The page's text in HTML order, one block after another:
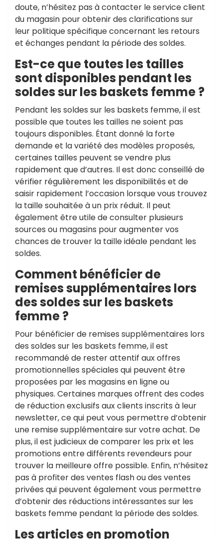
doute, n’hésitez pas à contacter le service client
du magasin pour obtenir des clarifications sur
leur politique spécifique concernant les retours
et échanges pendant la période des soldes.
Est-ce que toutes les tailles
sont disponibles pendant les
soldes sur les baskets femme ?
Pendant les soldes sur les baskets femme, il est
possible que toutes les tailles ne soient pas
toujours disponibles. Étant donné la forte
demande et la variété des modèles proposés,
certaines tailles peuvent se vendre plus
rapidement que d’autres. Il est donc conseillé de
vérifier régulièrement les disponibilités et de
saisir rapidement l’occasion lorsque vous trouvez
la taille souhaitée à un prix réduit. Il peut
également être utile de consulter plusieurs
sources ou magasins pour augmenter vos
chances de trouver la taille idéale pendant les
soldes.
Comment bénéficier de
remises supplémentaires lors
des soldes sur les baskets
femme ?
Pour bénéficier de remises supplémentaires lors
des soldes sur les baskets femme, il est
recommandé de rester attentif aux offres
promotionnelles spéciales qui peuvent être
proposées par les magasins en ligne ou
physiques. Certaines marques offrent des codes
de réduction exclusifs aux clients inscrits à leur
newsletter, ce qui peut vous permettre d’obtenir
une remise supplémentaire sur votre achat. De
plus, il est judicieux de comparer les prix et les
promotions entre différents revendeurs pour
trouver la meilleure offre possible. Enfin, n’hésitez
pas à profiter des ventes flash ou des ventes
privées qui peuvent également vous permettre
d’obtenir des réductions intéressantes sur les
baskets femme pendant la période des soldes.
Les articles en promotion